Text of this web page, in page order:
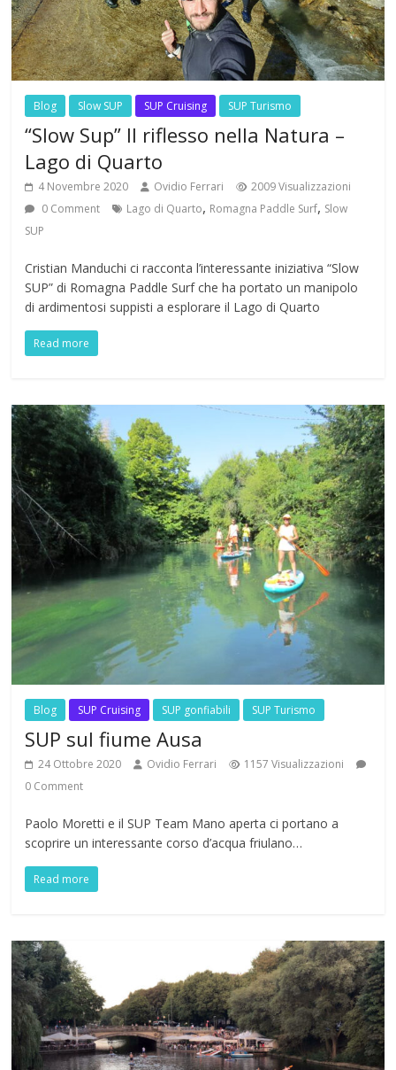
Blog Slow SUP SUP Cruising SUP Turismo
“Slow Sup” Il riflesso nella Natura –
Lago di Quarto
4 Novembre 2020 Ovidio Ferrari
2009 Visualizzazioni
0 Comment
Lago di Quarto, Romagna Paddle Surf, Slow
SUP
Cristian Manduchi ci racconta l’interessante iniziativa “Slow
SUP” di Romagna Paddle Surf che ha portato un manipolo
di ardimentosi suppisti a esplorare il Lago di Quarto
Read more
Blog SUP Cruising SUP gonfiabili SUP Turismo
SUP sul fiume Ausa
24 Ottobre 2020 Ovidio Ferrari
1157 Visualizzazioni
0 Comment
Paolo Moretti e il SUP Team Mano aperta ci portano a
scoprire un interessante corso d’acqua friulano…
Read more